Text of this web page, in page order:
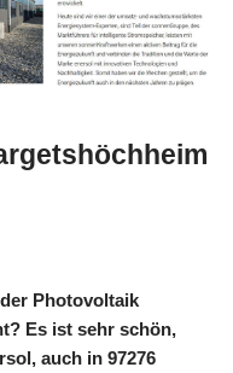
Photovoltaik
Es ist sehr schön,
auch in 97276